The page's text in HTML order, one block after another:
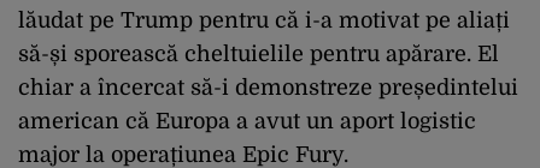
lăudat pe Trump pentru că i-a motivat pe aliați
să-și sporească cheltuielile pentru apărare. El
chiar a încercat să-i demonstreze președintelui
american că Europa a avut un aport logistic
major la operațiunea Epic Fury.